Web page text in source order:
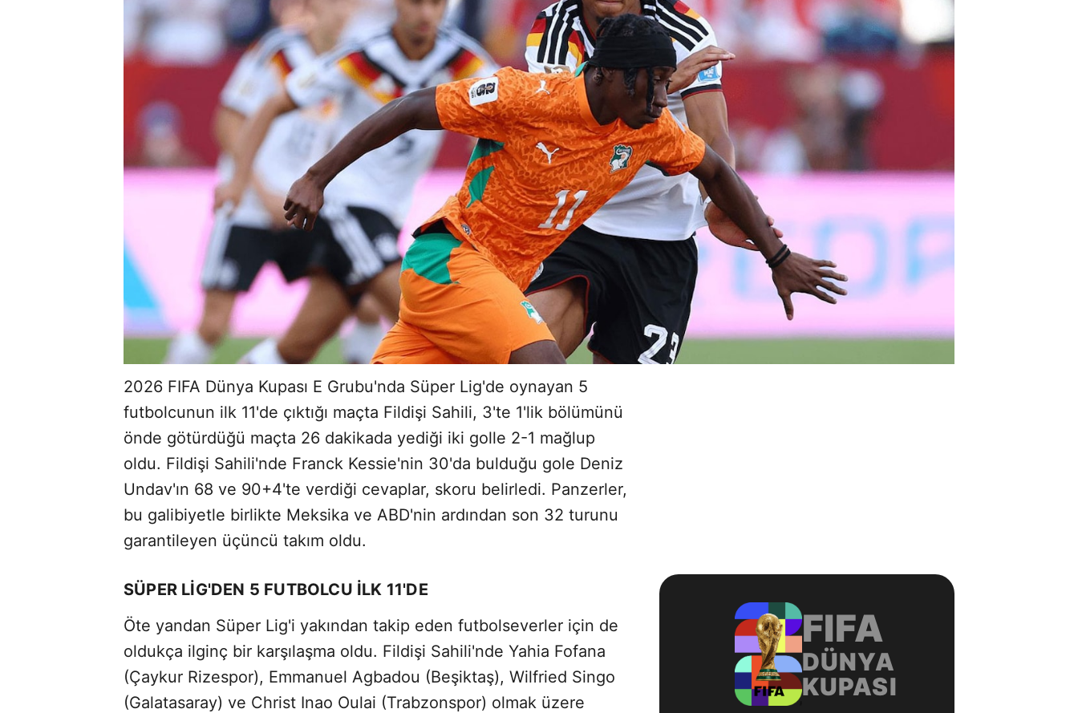
2026 FIFA Dünya Kupası E Grubu'nda Süper Lig'de oynayan 5
futbolcunun ilk 11'de çıktığı maçta Fildişi Sahili, 3'te 1'lik bölümünü
önde götürdüğü maçta 26 dakikada yediği iki golle 2-1 mağlup
oldu. Fildişi Sahili'nde Franck Kessie'nin 30'da bulduğu gole Deniz
Undav'ın 68 ve 90+4'te verdiği cevaplar, skoru belirledi. Panzerler,
bu galibiyetle birlikte Meksika ve ABD'nin ardından son 32 turunu
garantileyen üçüncü takım oldu.
SÜPER LİG'DEN 5 FUTBOLCU İLK 11'DE
Öte yandan Süper Lig'i yakından takip eden futbolseverler için de
oldukça ilginç bir karşılaşma oldu. Fildişi Sahili'nde Yahia Fofana
(Çaykur Rizespor), Emmanuel Agbadou (Beşiktaş), Wilfried Singo
(Galatasaray) ve Christ Inao Oulai (Trabzonspor) olmak üzere
FIFA
DÜNYA
KUPASI